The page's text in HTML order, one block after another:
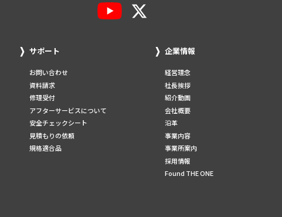
サポート
お問い合わせ
資料請求
修理受付
アフターサービスについて
安全チェックシート
見積もりの依頼
規格適合品
企業情報
経営理念
社長挨拶
紹介動画
会社概要
沿革
事業内容
事業所案内
採用情報
Found THE ONE